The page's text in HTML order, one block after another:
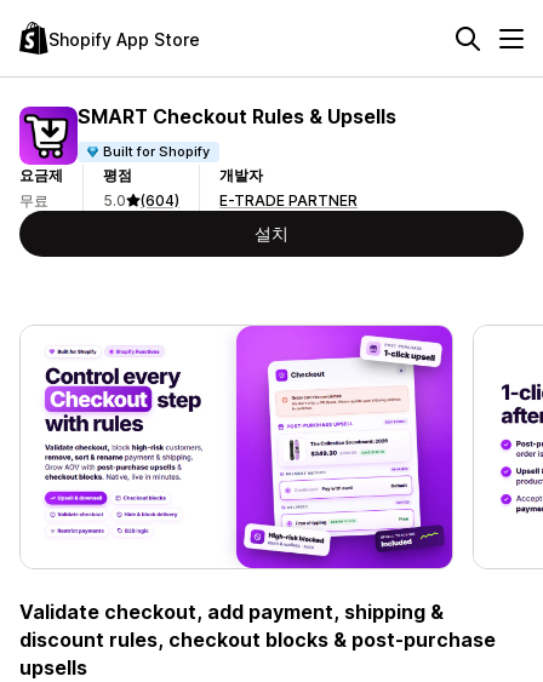
Shopify App Store
SMART Checkout Rules & Upsells
Built for Shopify
요금제
무료
평점
5.0
(604)
개발자
E-TRADE PARTNER
설치
Validate checkout, add payment, shipping &
discount rules, checkout blocks & post-purchase
upsells